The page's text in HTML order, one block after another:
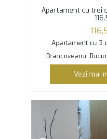
Apartament cu trei
Apartament cu 3
Brancoveanu,
Vezi mai